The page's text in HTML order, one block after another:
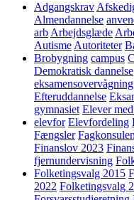
Adgangskrav
Almendannelse
arb Arbejdsglæde
Autisme Autoriteter
Brobygning campus
Demokratisk dannelse
eksamensovervågning
Efteruddannelse
gymnasiet Elever
elevfor Elevfordeling
Fængsler
Finanslov 2023
fjernundervisning
Folketingsvalg 2015
2022 Folketingsvalg